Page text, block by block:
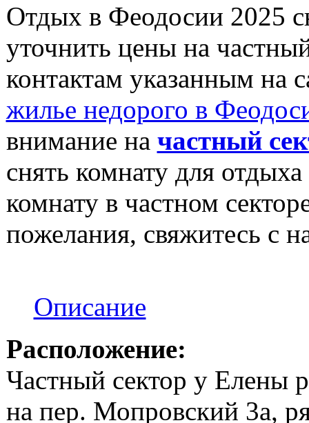
Отдых в Феодосии 2025
уточнить цены на
контактам указанным на
жилье недорого в
внимание на частный
снять комнату для
комнату в частном
пожелания, свяжитесь с
Описание
Расположение:
Частный сектор у Елены
на пер. Мопровский 3а,